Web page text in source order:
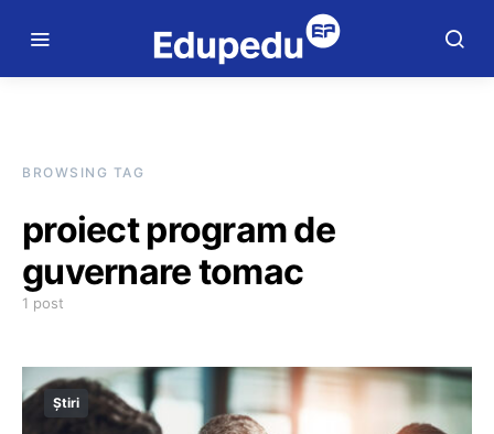
BROWSING TAG
proiect program de
guvernare tomac
1 post
Știri